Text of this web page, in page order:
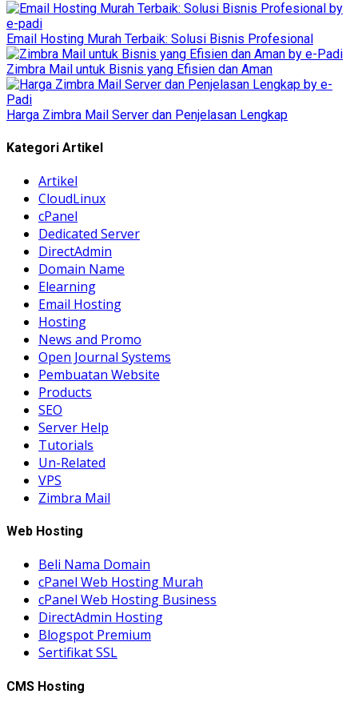
Email Hosting Murah Terbaik: Solusi Bisnis Profesional
Zimbra Mail untuk Bisnis yang Efisien dan Aman
Harga Zimbra Mail Server dan Penjelasan Lengkap
Kategori Artikel
Artikel
CloudLinux
cPanel
Dedicated Server
DirectAdmin
Domain Name
Elearning
Email Hosting
Hosting
News and Promo
Open Journal Systems
Pembuatan Website
Products
SEO
Server Help
Tutorials
Un-Related
VPS
Zimbra Mail
Web Hosting
Beli Nama Domain
cPanel Web Hosting Murah
cPanel Web Hosting Business
DirectAdmin Hosting
Blogspot Premium
Sertifikat SSL
CMS Hosting